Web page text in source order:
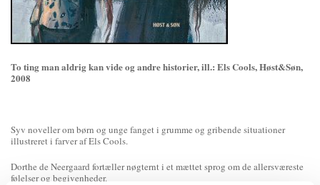
To ting man aldrig kan vide og andre historier, ill.: Els Cools, Høst&Søn,
2008
Syv noveller om børn og unge fanget i grumme og gribende situationer
illustreret i farver af Els Cools.
Dorthe de Neergaard fortæller nøgternt i et mættet sprog om de allersværeste
følelser og begivenheder.